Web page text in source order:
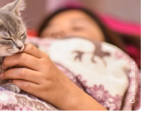
Снимка: iStock